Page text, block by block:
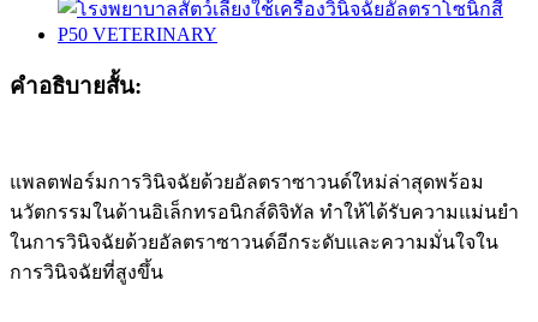
คำอธิบายสั้น:
แพลตฟอร์มการวินิจฉัยด้วยอัลตราซาวนด์ใหม่ล่าสุดพร้อม
นวัตกรรมในด้านอิเล็กทรอนิกส์ดิจิทัล ทำให้ได้รับความแม่นยำ
ในการวินิจฉัยด้วยอัลตราซาวนด์อีกระดับและความมั่นใจใน
การวินิจฉัยที่สูงขึ้น